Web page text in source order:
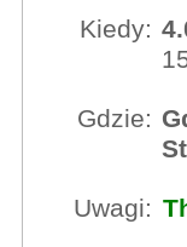
Kiedy:
Gdzie:
Uwagi: